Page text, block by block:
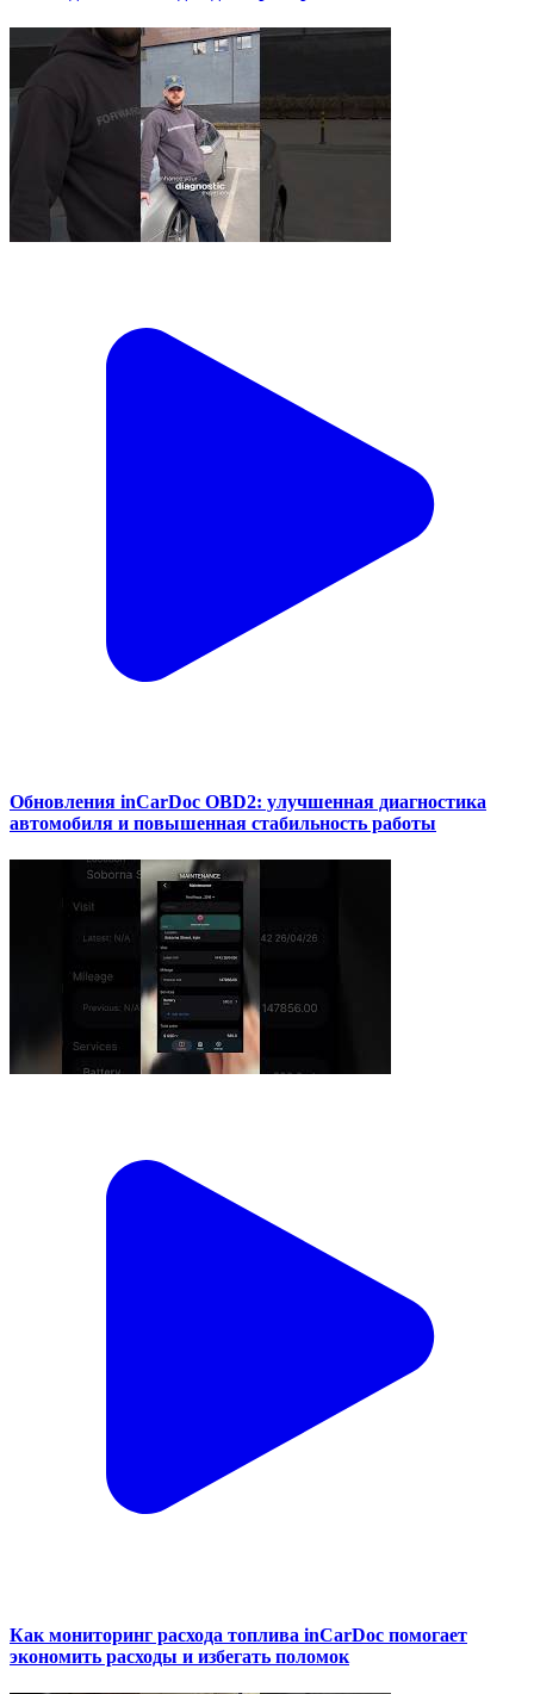
Обновления inCarDoc OBD2: улучшенная диагностика
автомобиля и повышенная стабильность работы
Как мониторинг расхода топлива inCarDoc помогает
экономить расходы и избегать поломок